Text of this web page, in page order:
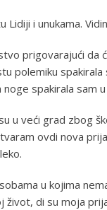
Lidiji i unukama.
prigovarajući da
polemiku
spakirala sam
u veći grad zbog
ovdi nova
u kojima
di su moja